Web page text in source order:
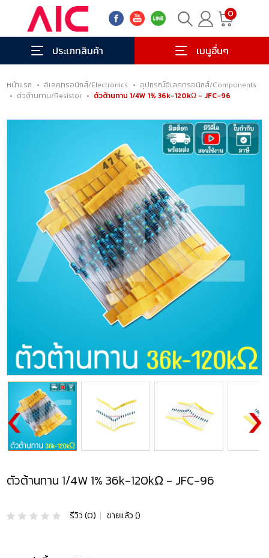
0
ประเภทสินค้า เมนูอื่นๆ
หน้าแรก • อิเลคทรอนิกส์/Electronics • อุปกรณ์อิเลคทรอนิกส์/Components
• ตัวต้านทาน/Resistor • ตัวต้านทาน 1/4W 1% 36k-120kΩ - JFC-96
ตัวต้านทาน 1/4W 1% 36k-120kΩ - JFC-96
รีวิว (0) | ขายแล้ว ()